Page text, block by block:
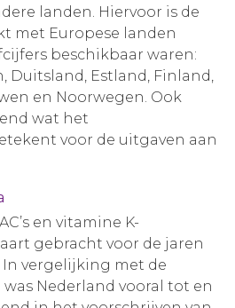
landen. Hiervoor is de
met Europese landen
beschikbaar waren:
Duitsland, Estland, Finland,
en Noorwegen. Ook
wat het
voor de uitgaven aan
en vitamine K-
gebracht voor de jaren
In vergelijking met de
Nederland vooral tot en